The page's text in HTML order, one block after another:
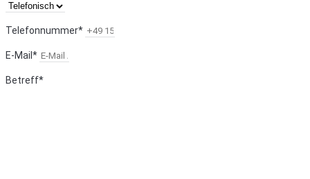
Telefonnummer*
E-Mail*
Betreff*